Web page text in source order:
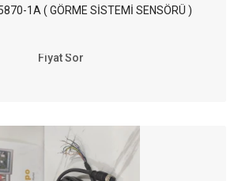
1A ( GÖRME SİSTEMİ SENSÖRÜ )
Fiyat Sor